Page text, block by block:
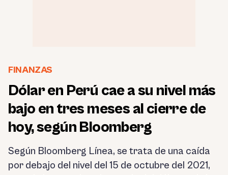
FINANZAS
Dólar en Perú cae a su nivel más
bajo en tres meses al cierre de
hoy, según Bloomberg
Según Bloomberg Línea, se trata de una caída
por debajo del nivel del 15 de octubre del 2021,